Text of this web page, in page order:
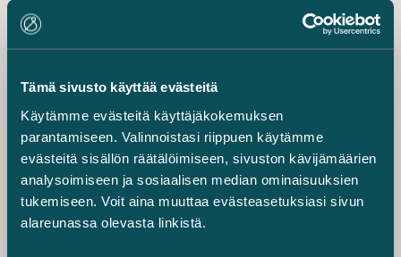
Tämä sivusto käyttää evästeitä
Käytämme evästeitä käyttäjäkokemuksen
parantamiseen. Valinnoistasi riippuen käytämme
evästeitä sisällön räätälöimiseen, sivuston kävijämäärien
analysoimiseen ja sosiaalisen median ominaisuuksien
tukemiseen. Voit aina muuttaa evästeasetuksiasi sivun
alareunassa olevasta linkistä.
+358 44 068 5598
Senior Associate
+358 40 749 0511
touko.hakahuhta@castren.fi
Alexis Huldén
Senior Associate